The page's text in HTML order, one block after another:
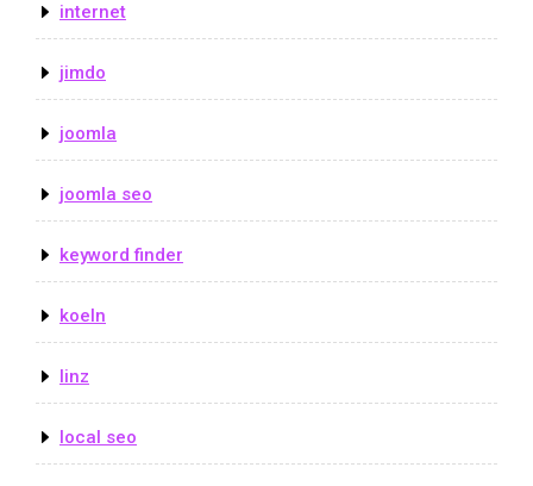
internet
jimdo
joomla
joomla seo
keyword finder
koeln
linz
local seo